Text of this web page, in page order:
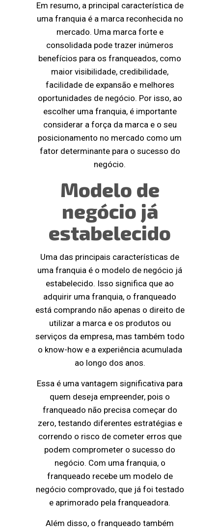
Em resumo, a principal característica de
uma franquia é a marca reconhecida no
mercado. Uma marca forte e
consolidada pode trazer inúmeros
benefícios para os franqueados, como
maior visibilidade, credibilidade,
facilidade de expansão e melhores
oportunidades de negócio. Por isso, ao
escolher uma franquia, é importante
considerar a força da marca e o seu
posicionamento no mercado como um
fator determinante para o sucesso do
negócio.
Modelo de
negócio já
estabelecido
Uma das principais características de
uma franquia é o modelo de negócio já
estabelecido. Isso significa que ao
adquirir uma franquia, o franqueado
está comprando não apenas o direito de
utilizar a marca e os produtos ou
serviços da empresa, mas também todo
o know-how e a experiência acumulada
ao longo dos anos.
Essa é uma vantagem significativa para
quem deseja empreender, pois o
franqueado não precisa começar do
zero, testando diferentes estratégias e
correndo o risco de cometer erros que
podem comprometer o sucesso do
negócio. Com uma franquia, o
franqueado recebe um modelo de
negócio comprovado, que já foi testado
e aprimorado pela franqueadora.
Além disso, o franqueado também